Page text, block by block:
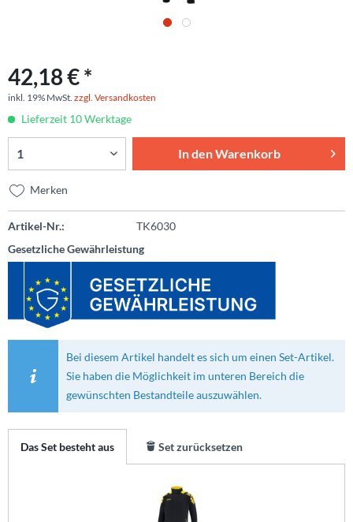
42,18 € *
inkl. 19% MwSt. zzgl. Versandkosten
Lieferzeit 10 Werktage
In denWarenkorb
Merken
Artikel-Nr.:
TK6030
Gesetzliche Gewährleistung
Bei diesem Artikel handelt es sich um einen Set-Artikel.
Sie haben die Möglichkeit im unteren Bereich die
gewünschten Bestandteile auszuwählen.
Das Set besteht aus Set zurücksetzen